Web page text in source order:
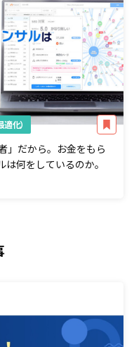
化）
」だから。お金をもら
何をしているのか。